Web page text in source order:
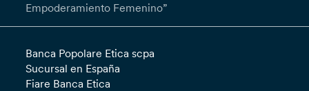
Empoderamiento Femenino”
Banca Popolare Etica scpa
Sucursal en España
Fiare Banca Etica